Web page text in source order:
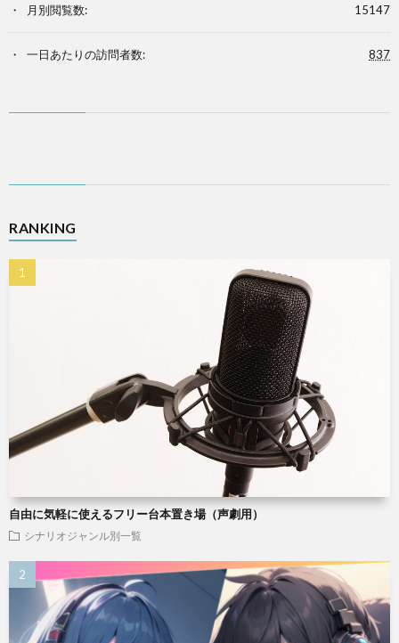
15147
月別閲覧数:
837
一日あたりの訪問者数:
RANKING
自由に気軽に使えるフリー台本置き場（声劇用）
シナリオジャンル別一覧